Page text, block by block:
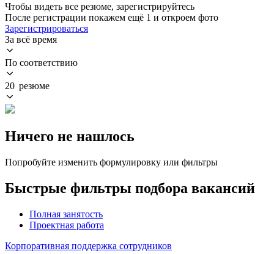
Чтобы видеть все резюме, зарегистрируйтесь
После регистрации покажем ещё 1 и откроем фото
Зарегистрироваться
За всё время
По соответствию
20 резюме
Ничего не нашлось
Попробуйте изменить формулировку или фильтры
Быстрые фильтры подбора вакансий
Полная занятость
Проектная работа
Корпоративная поддержка сотрудников